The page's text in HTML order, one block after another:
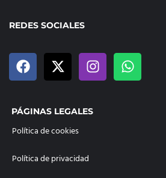
REDES SOCIALES
PÁGINAS LEGALES
Política de cookies
Política de privacidad